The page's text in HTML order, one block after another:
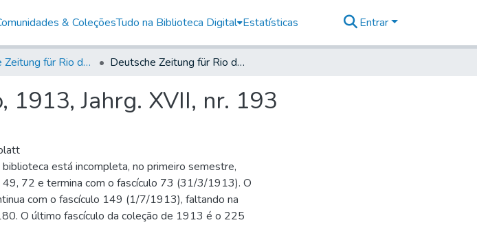
& ColeçõesTudo na Biblioteca Digital Estatísticas Entrar
Deutsche Zeitung für Rio de Janeiro Deutsche Zeitung für Rio de Janeiro, 1913, Jahrg. XVII, nr. 193
1913, Jahrg. XVII, nr. 193
está incompleta, no primeiro semestre,
49, 72 e termina com o fascículo 73 (31/3/1913). O
com o fascículo 149 (1/7/1913), faltando na
O último fascículo da coleção de 1913 é o 225